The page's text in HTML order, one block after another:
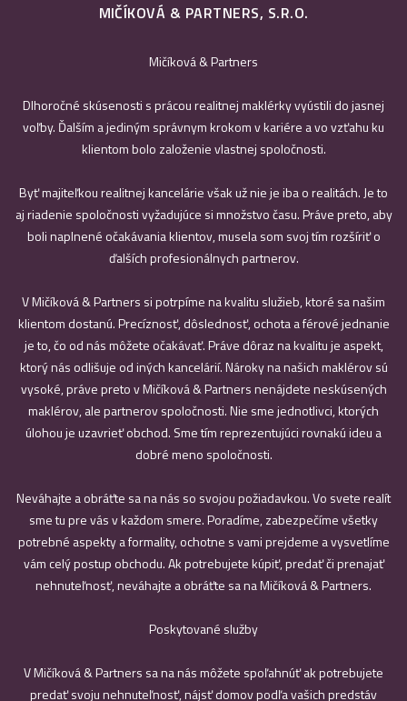
MIČÍKOVÁ & PARTNERS, S.R.O.
Mičíková & Partners
Dlhoročné skúsenosti s prácou realitnej maklérky vyústili do jasnej
voľby. Ďalším a jediným správnym krokom v kariére a vo vzťahu ku
klientom bolo založenie vlastnej spoločnosti.
Byť majiteľkou realitnej kancelárie však už nie je iba o realitách. Je to
aj riadenie spoločnosti vyžadujúce si množstvo času. Práve preto, aby
boli naplnené očakávania klientov, musela som svoj tím rozšíriť o
ďalších profesionálnych partnerov.
V Mičíková & Partners si potrpíme na kvalitu služieb, ktoré sa našim
klientom dostanú. Precíznosť, dôslednosť, ochota a férové jednanie
je to, čo od nás môžete očakávať. Práve dôraz na kvalitu je aspekt,
ktorý nás odlišuje od iných kancelárií. Nároky na našich maklérov sú
vysoké, práve preto v Mičíková & Partners nenájdete neskúsených
maklérov, ale partnerov spoločnosti. Nie sme jednotlivci, ktorých
úlohou je uzavrieť obchod. Sme tím reprezentujúci rovnakú ideu a
dobré meno spoločnosti.
Neváhajte a obráťte sa na nás so svojou požiadavkou. Vo svete realít
sme tu pre vás v každom smere. Poradíme, zabezpečíme všetky
potrebné aspekty a formality, ochotne s vami prejdeme a vysvetlíme
vám celý postup obchodu. Ak potrebujete kúpiť, predať či prenajať
nehnuteľnosť, neváhajte a obráťte sa na Mičíková & Partners.
Poskytované služby
V Mičíková & Partners sa na nás môžete spoľahnúť ak potrebujete
predať svoju nehnuteľnosť, nájsť domov podľa vašich predstáv